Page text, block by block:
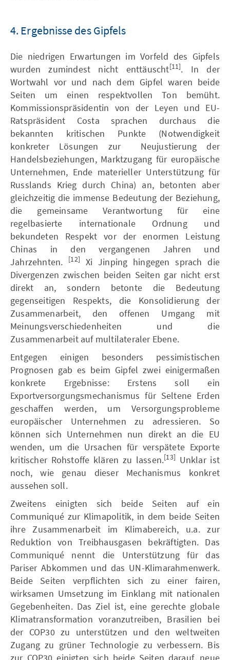
4. Ergebnisse des Gipfels
Die niedrigen Erwartungen im Vorfeld des Gipfels
wurden zumindest nicht enttäuscht[11]. In der
Wortwahl vor und nach dem Gipfel waren beide
Seiten um einen respektvollen Ton bemüht.
Kommissionspräsidentin von der Leyen und EU-
Ratspräsident Costa sprachen durchaus die
bekannten kritischen Punkte (Notwendigkeit
konkreter Lösungen zur Neujustierung der
Handelsbeziehungen, Marktzugang für europäische
Unternehmen, Ende materieller Unterstützung für
Russlands Krieg durch China) an, betonten aber
gleichzeitig die immense Bedeutung der Beziehung,
die gemeinsame Verantwortung für eine
regelbasierte internationale Ordnung und
bekundeten Respekt vor der enormen Leistung
Chinas in den vergangenen Jahren und
Jahrzehnten.
[12]
Xi Jinping hingegen sprach die
Divergenzen zwischen beiden Seiten gar nicht erst
direkt an, sondern betonte die Bedeutung
gegenseitigen Respekts, die Konsolidierung der
Zusammenarbeit, den offenen Umgang mit
Meinungsverschiedenheiten und die
Zusammenarbeit auf multilateraler Ebene.
Entgegen einigen besonders pessimistischen
Prognosen gab es beim Gipfel zwei einigermaßen
konkrete Ergebnisse: Erstens soll ein
Exportversorgungsmechanismus für Seltene Erden
geschaffen werden, um Versorgungsprobleme
europäischer Unternehmen zu adressieren. So
können sich Unternehmen nun direkt an die EU
wenden, um die Ursachen für verspätete Exporte
kritischer Rohstoffe klären zu lassen.[13] Unklar ist
noch, wie genau dieser Mechanismus konkret
aussehen soll.
Zweitens einigten sich beide Seiten auf ein
Communiqué zur Klimapolitik, in dem beide Seiten
ihre Zusammenarbeit im Klimabereich, u.a. zur
Reduktion von Treibhausgasen bekräftigten. Das
Communiqué nennt die Unterstützung für das
Pariser Abkommen und das UN-Klimarahmenwerk.
Beide Seiten verpflichten sich zu einer fairen,
wirksamen Umsetzung im Einklang mit nationalen
Gegebenheiten. Das Ziel ist, eine gerechte globale
Klimatransformation voranzutreiben, Brasilien bei
der COP30 zu unterstützen und den weltweiten
Zugang zu grüner Technologie zu verbessern. Bis
zur COP30 einigten sich beide Seiten darauf, neue